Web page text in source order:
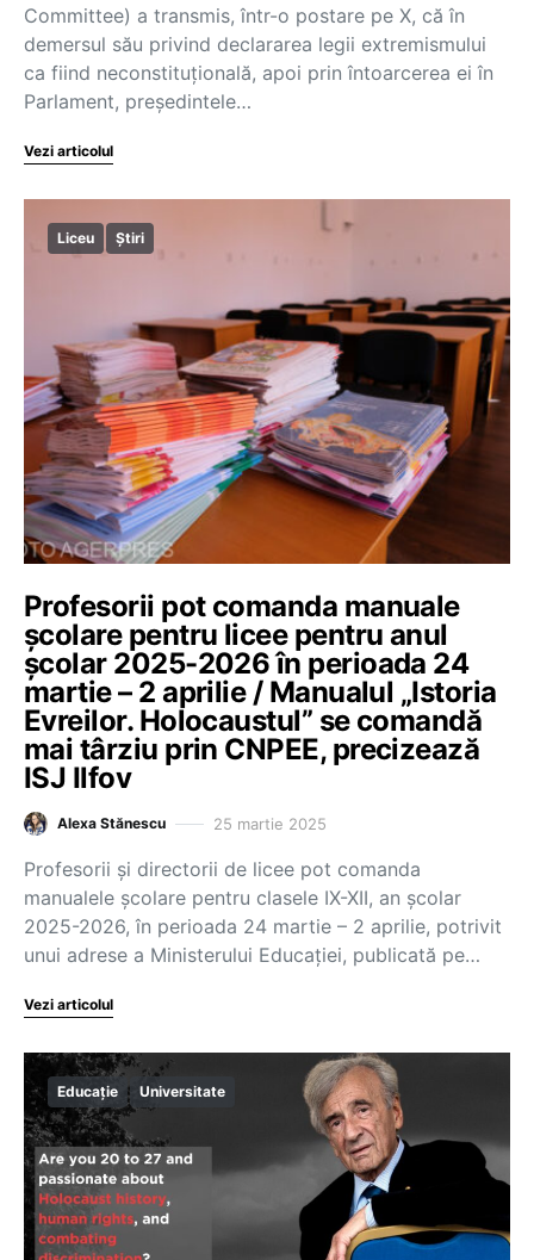
Committee) a transmis, într-o postare pe X, că în
demersul său privind declararea legii extremismului
ca fiind neconstituțională, apoi prin întoarcerea ei în
Parlament, președintele…
Vezi articolul
Liceu Știri
Profesorii pot comanda manuale
școlare pentru licee pentru anul
școlar 2025-2026 în perioada 24
martie – 2 aprilie / Manualul „Istoria
Evreilor. Holocaustul” se comandă
mai târziu prin CNPEE, precizează
ISJ Ilfov
Alexa Stănescu 25 martie 2025
Profesorii și directorii de licee pot comanda
manualele școlare pentru clasele IX-XII, an școlar
2025-2026, în perioada 24 martie – 2 aprilie, potrivit
unui adrese a Ministerului Educației, publicată pe…
Vezi articolul
Educație Universitate